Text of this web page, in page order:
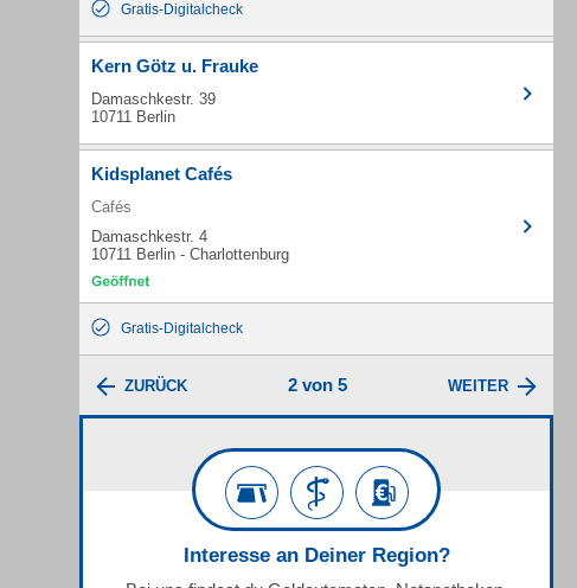
Gratis-Digitalcheck
Kern Götz u. Frauke
Damaschkestr. 39
10711 Berlin
Kidsplanet Cafés
Cafés
Damaschkestr. 4
10711 Berlin - Charlottenburg
Gratis-Digitalcheck
ZURÜCK 2 von 5 WEITER
Interesse an Deiner Region?